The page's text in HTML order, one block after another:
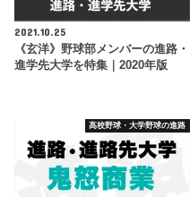
2021.10.25
《玄洋》野球部メンバーの進路・
進学先大学を特集｜2020年版
高校野球・大学野球の進路